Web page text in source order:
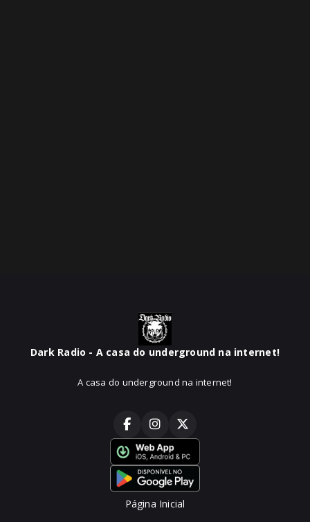
Dark Radio - A casa do underground na internet!
A casa do underground na internet!
Página Inicial